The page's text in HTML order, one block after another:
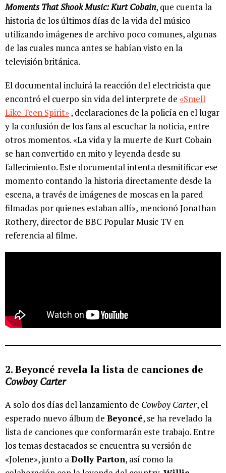
Moments That Shook Music: Kurt Cobain, que cuenta la
historia de los últimos días de la vida del músico
utilizando imágenes de archivo poco comunes, algunas
de las cuales nunca antes se habían visto en la
televisión británica.
El documental incluirá la reacción del electricista que
encontró el cuerpo sin vida del interprete de «Smell
Like Teen Spirit», declaraciones de la policía en el lugar
y la confusión de los fans al escuchar la noticia, entre
otros momentos. «La vida y la muerte de Kurt Cobain
se han convertido en mito y leyenda desde su
fallecimiento. Este documental intenta desmitificar ese
momento contando la historia directamente desde la
escena, a través de imágenes de moscas en la pared
filmadas por quienes estaban allí», mencionó Jonathan
Rothery, director de BBC Popular Music TV en
referencia al filme.
2. Beyoncé revela la lista de canciones de
Cowboy Carter
A solo dos días del lanzamiento de Cowboy Carter, el
esperado nuevo álbum de Beyoncé, se ha revelado la
lista de canciones que conformarán este trabajo. Entre
los temas destacados se encuentra su versión de
«Jolene», junto aDolly Parton, así como la